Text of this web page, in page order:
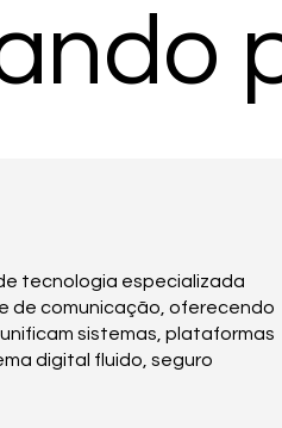
tecnologia especializada
de comunicação, oferecendo
sistemas, plataformas
digital fluido, seguro